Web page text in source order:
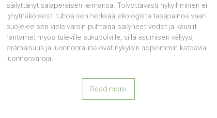
säilyttänyt salaperäisen leimansa. Toivottavasti nykyihminen ei
lyhytnäköi­sesti tuhoa sen herkkää ekologista tasapainoa vaan
suojelee sen vielä varsin puhtaina säilyneet vedet ja kauniit
rantamat myös tuleville sukupolville, sillä asumisen väljyys,
erämaisuus ja luonnonrauha ovat nykyisin nopeimmin katoavia
luonnonvaroja.
Read more